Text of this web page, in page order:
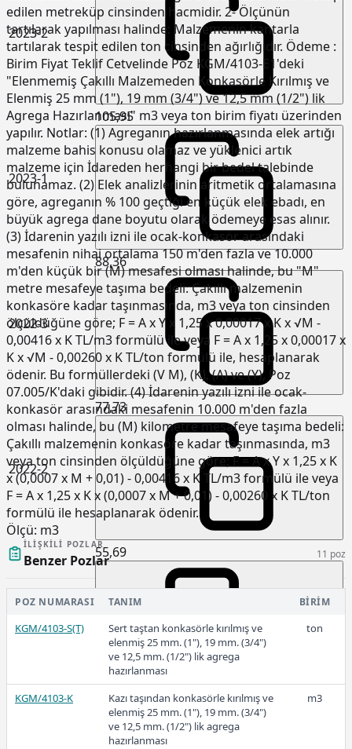
2023-2
2023-1
105,95
2022-3
88,36
2022-2
77,73
55,69
33,59
edilen metreküp cinsinden hacmidir. 2- Ölçünün
tartılarak yapılması halinde: Malzemenin kantarla
tartılarak tespit edilen ton cinsinden ağırlığıdır. Ödeme :
Birim Fiyat Teklif Cetvelinde Poz KGM/4103-E1'deki
"Elenmemiş Çakıllı Malzemeden Konkasörle Kırılmış ve
Elenmiş 25 mm (1"), 19 mm (3/4") ve 12,5 mm (1/2") lik
Agrega Hazırlanması" m3 veya ton birim fiyatı üzerinden
yapılır. Notlar: (1) Agreganın hazırlanmasında elek artığı
malzeme bahis konusu olamaz ve yüklenici artık
malzeme için İdareden herhangi bir bedel talebinde
bulunamaz. (2) Elek analizlerinin aritmetik ortalamasına
göre, agreganın % 100 geçtiği en küçük elek ebadı, en
büyük agrega dane boyutu olarak ödemeye esas alınır.
(3) İdarenin yazılı izni ile ocak-konkasör arasındaki
mesafenin nihai ortalama 150 m'den fazla ve 10.000
m'den küçük bir (M) mesafesi olması halinde, bu "M"
metre mesafeye taşıma bedeli: Çakıllı malzemenin
konkasöre kadar taşınmasında, m3 veya ton cinsinden
ölçüldüğüne göre; F = A x Y x 1,25 x 0,00017 x K x √M -
0,00416 x K TL/m3 formülü ile veya F = A x 1,25 x 0,00017 x
K x √M - 0,00260 x K TL/ton formülü ile, hesaplanarak
ödenir. Bu formüllerdeki (V M), (K), (A) ve (Y), Poz
07.005/K'daki gibidir. (4) İdarenin yazılı izni ile ocak-
konkasör arasındaki mesafenin 10.000 m'den fazla
olması halinde, bu (M) kilometre mesafeye taşıma bedeli:
Çakıllı malzemenin konkasöre kadar taşınmasında, m3
veya ton cinsinden ölçüldüğüne göre; F = A x Y x 1,25 x K
x (0,0007 x M + 0,01) - 0,00416 x K TL/m3 formülü ile veya
F = A x 1,25 x K x (0,0007 x M + 0,01) - 0,00260 x K TL/ton
formülü ile hesaplanarak ödenir.
Ölçü: m3
İLIŞKILI POZLAR
Benzer Pozlar 11 poz
POZ NUMARASI TANIM BIRIM
KGM/4103-S(T)
Sert taştan konkasörle kırılmış ve
elenmiş 25 mm. (1"), 19 mm. (3/4")
ve 12,5 mm. (1/2") lik agrega
hazırlanması
ton
KGM/4103-K
Kazı taşından konkasörle kırılmış ve
elenmiş 25 mm. (1"), 19 mm. (3/4")
ve 12,5 mm. (1/2") lik agrega
hazırlanması
m3